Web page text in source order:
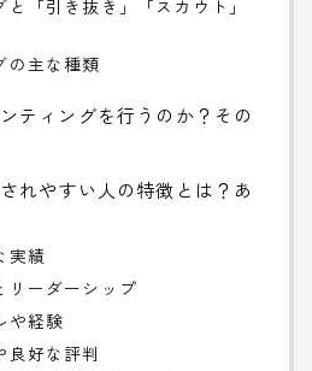
「引き抜き」「スカウト」
の主な種類
ティングを行うのか？その
れやすい人の特徴とは？あ
実績
リーダーシップ
や経験
良好な評判